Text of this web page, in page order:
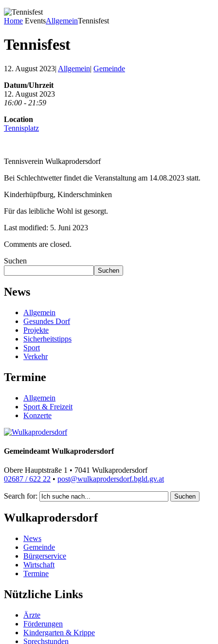
Home EventsAllgemeinTennisfest
Tennisfest
12. August 2023| Allgemein| Gemeinde
Datum/Uhrzeit
12. August 2023
16:00 - 21:59
Location
Tennisplatz
Tennisverein Wulkaprodersdorf
Bei Schlechtwetter findet die Veranstaltung am 14.08.2023 statt.
Kinderhüpfburg, Kinderschminken
Für das leibliche Wohl ist gesorgt.
Last modified: 5. Juni 2023
Comments are closed.
Suchen
Suchen
News
Allgemein
Gesundes Dorf
Projekte
Sicherheitstipps
Sport
Verkehr
Termine
Allgemein
Sport & Freizeit
Konzerte
Gemeindeamt Wulkaprodersdorf
Obere Hauptstraße 1 • 7041 Wulkaprodersdorf
02687 / 622 22 • post@wulkaprodersdorf.bgld.gv.at
Search for: Suchen
Wulkaprodersdorf
News
Gemeinde
Bürgerservice
Wirtschaft
Termine
Nützliche Links
Ärzte
Förderungen
Kindergarten & Krippe
Sprechstunden